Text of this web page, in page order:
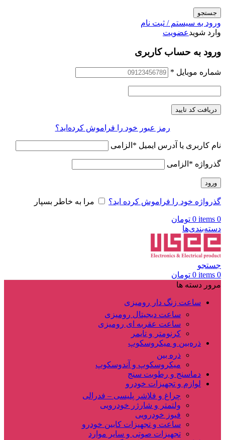
جستجو
ورود به سیستم / ثبت نام
وارد شویدعضویت
ورود به حساب کاربری
شماره موبایل *
دریافت کد تایید
رمز عبور خود را فراموش کرده‌اید؟
نام کاربری یا آدرس ایمیل * الزامی
گذرواژه * الزامی
ورود
گذرواژه خود را فراموش کرده اید؟ مرا به خاطر بسپار
0
items
0 تومان
دسته‌بندی‌ها
جستجو
0
items
0 تومان
مرور دسته ها
ساعت زنگ دار رومیزی
ساعت دیجیتال رومیزی
ساعت عقربه ای رومیزی
کرنومتر و تایمر
ذره‌بین و میکروسکوپ
ذره بین
میکروسکوپ و آندوسکوپ
دماسنج و رطوبت سنج
لوازم و تجهیزات خودرو
چراغ و فلاشر پلیسی – فدرالی
ولتمتر و شارژر خودرویی
فیوز خودرویی
ساعت و تجهیزات کابین خودرو
تجهیزات صوتی و سایر موارد